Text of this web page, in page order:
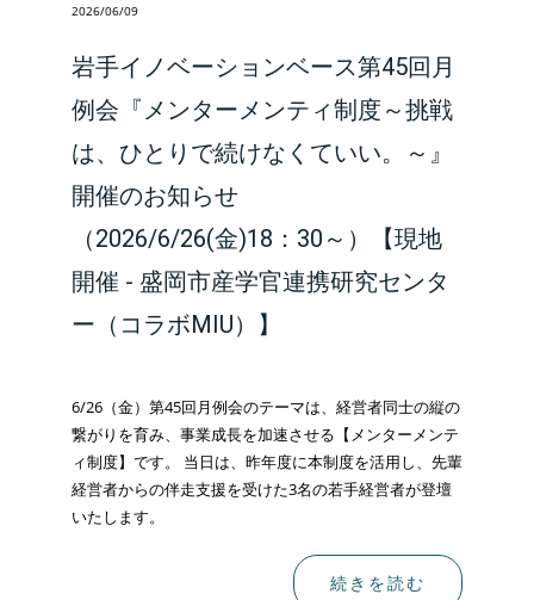
2026/06/09
岩手イノベーションベース第45回月
例会『メンターメンティ制度～挑戦
は、ひとりで続けなくていい。～』
開催のお知らせ
（2026/6/26(金)18：30～）【現地
開催 - 盛岡市産学官連携研究センタ
ー（コラボMIU）】
6/26（金）第45回月例会のテーマは、経営者同士の縦の
繋がりを育み、事業成長を加速させる【メンターメンテ
ィ制度】です。 当日は、昨年度に本制度を活用し、先輩
経営者からの伴走支援を受けた3名の若手経営者が登壇
いたします。
続きを読む